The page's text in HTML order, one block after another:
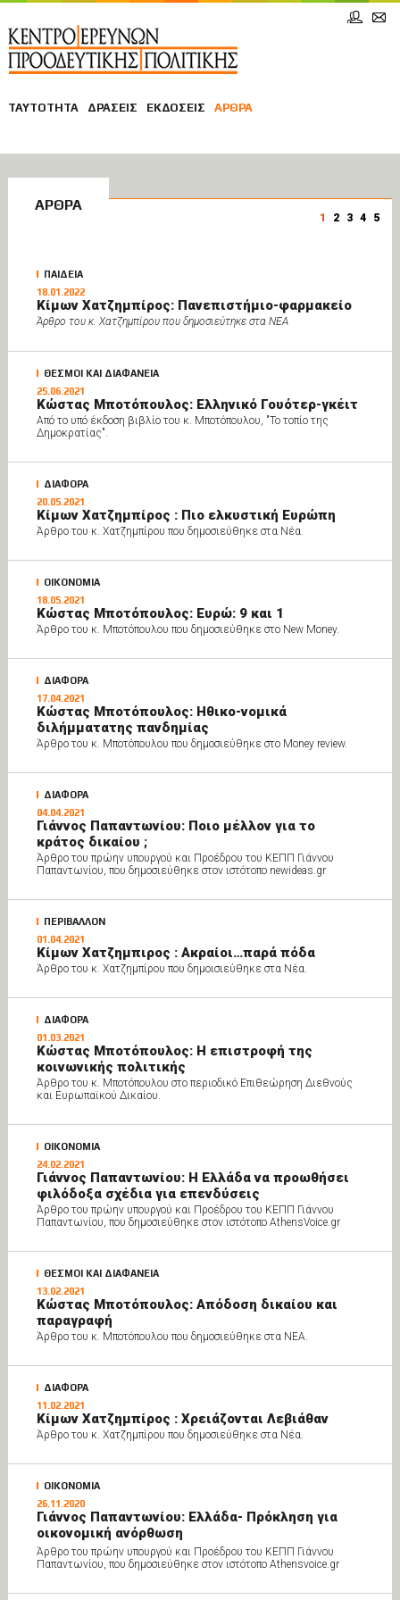
ΤΑΥΤΟΤΗΤΑ ΔΡΑΣΕΙΣ ΕΚΔΟΣΕΙΣ ΑΡΘΡΑ
ΑΡΘΡΑ
1 2 3 4 5
ΠΑΙΔΕΙΑ
18.01.2022
Κίμων Χατζημπίρος: Πανεπιστήμιο-φαρμακείο
Άρθρο του κ. Χατζημπίρου που δημοσιεύτηκε στα ΝΕΑ
ΘΕΣΜΟΙ ΚΑΙ ΔΙΑΦΑΝΕΙΑ
25.06.2021
Κώστας Μποτόπουλος: Ελληνικό Γουότερ-γκέιτ
Από το υπό έκδοση βιβλίο του κ. Μποτόπουλου, "Το τοπίο της
Δημοκρατίας".
ΔΙΑΦΟΡΑ
20.05.2021
Κίμων Χατζημπίρος : Πιο ελκυστική Ευρώπη
Άρθρο του κ. Χατζημπίρου που δημοσιεύθηκε στα Νέα.
ΟΙΚΟΝΟΜΙΑ
18.05.2021
Κώστας Μποτόπουλος: Ευρώ: 9 και 1
Άρθρο του κ. Μποτόπουλου που δημοσιεύθηκε στο New Money.
ΔΙΑΦΟΡΑ
17.04.2021
Κώστας Μποτόπουλος: Ηθικο-νομικά
διλήμματατης πανδημίας
Άρθρο του κ. Μποτόπουλου που δημοσιεύθηκε στο Money review.
ΔΙΑΦΟΡΑ
04.04.2021
Γιάννος Παπαντωνίου: Ποιο μέλλον για το
κράτος δικαίου ;
Άρθρο του πρώην υπουργού και Προέδρου του ΚΕΠΠ Γιάννου
Παπαντωνίου, που δημοσιεύθηκε στον ιστότοπο newideas.gr
ΠΕΡΙΒΑΛΛΟΝ
01.04.2021
Κίμων Χατζημπιρος : Ακραίοι…παρά πόδα
Άρθρο του κ. Χατζημπίρου που δημοισιεύθηκε στα Νέα.
ΔΙΑΦΟΡΑ
01.03.2021
Κώστας Μποτόπουλος: Η επιστροφή της
κοινωνικής πολιτικής
Άρθρο του κ. Μποτόπουλου στο περιοδικό Επιθεώρηση Διεθνούς
και Ευρωπαϊκού Δικαίου.
ΟΙΚΟΝΟΜΙΑ
24.02.2021
Γιάννος Παπαντωνίου: Η Ελλάδα να προωθήσει
φιλόδοξα σχέδια για επενδύσεις
Άρθρο του πρώην υπουργού και Προέδρου του ΚΕΠΠ Γιάννου
Παπαντωνίου, που δημοσιεύθηκε στον ιστότοπο AthensVoice.gr
ΘΕΣΜΟΙ ΚΑΙ ΔΙΑΦΑΝΕΙΑ
13.02.2021
Κώστας Μποτόπουλος: Απόδοση δικαίου και
παραγραφή
Άρθρο του κ. Μποτόπουλου που δημοσιεύθηκε στα ΝΕΑ.
ΔΙΑΦΟΡΑ
11.02.2021
Κίμων Χατζημπίρος : Χρειάζονται Λεβιάθαν
Άρθρο του κ. Χατζημπίρου που δημοσιεύθηκε στα Νέα.
ΟΙΚΟΝΟΜΙΑ
26.11.2020
Γιάννος Παπαντωνίου: Ελλάδα- Πρόκληση για
οικονομική ανόρθωση
Άρθρο του πρώην υπουργού και Προέδρου του ΚΕΠΠ Γιάννου
Παπαντωνίου, που δημοσιεύθηκε στον ιστότοπο Athensvoice.gr